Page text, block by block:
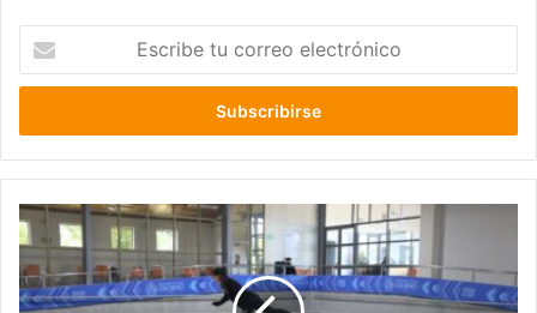
correo
Pista
de
patinaje
en